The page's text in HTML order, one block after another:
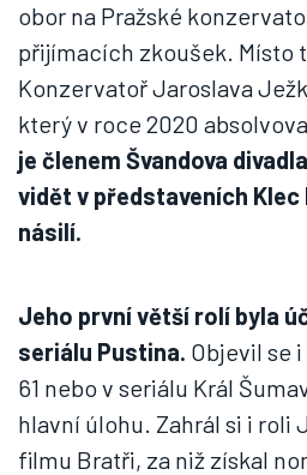
obor na Pražské
přijímacích zkoušek. Místo
Konzervatoř Jaroslava
který v roce 2020
je členem Švandova
vidět v představeních Klec
násilí.
Jeho první větší rolí byla
seriálu Pustina. Objevil se
61 nebo v seriálu Král
hlavní úlohu. Zahrál si i roli
filmu Bratři, za niž získal